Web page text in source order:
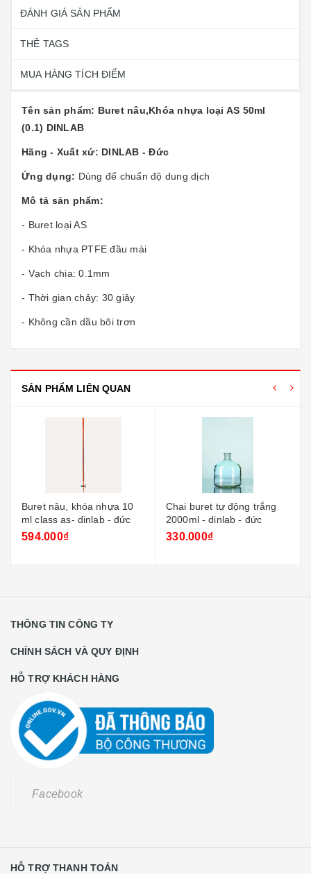
ĐÁNH GIÁ SẢN PHẨM
THẺ TAGS
MUA HÀNG TÍCH ĐIỂM
Tên sản phẩm: Buret nâu,Khóa nhựa loại AS 50ml
(0.1) DINLAB
Hãng - Xuất xứ: DINLAB - Đức
Ứng dụng: Dùng để chuẩn độ dung dịch
Mô tả sản phẩm:
- Buret loại AS
- Khóa nhựa PTFE đầu mài
- Vạch chia: 0.1mm
- Thời gian chảy: 30 giây
- Không cần dầu bôi trơn
SẢN PHẨM LIÊN QUAN
Buret nâu, khóa nhựa 10
ml class as- dinlab - đức
594.000₫
Chai buret tự động trắng
2000ml - dinlab - đức
330.000₫
THÔNG TIN CÔNG TY
CHÍNH SÁCH VÀ QUY ĐỊNH
HỖ TRỢ KHÁCH HÀNG
Facebook
HỖ TRỢ THANH TOÁN